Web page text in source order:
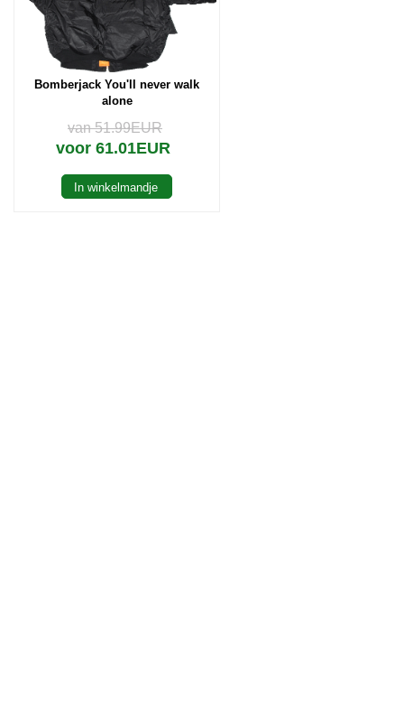
Bomberjack You'll never walk
alone
van 51.99EUR
voor 61.01EUR
In winkelmandje